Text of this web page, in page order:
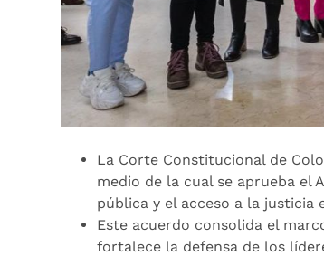
La Corte Constitucional de
medio de la cual se aprueba el
pública y el acceso a la justicia
Este acuerdo consolida el
fortalece la defensa de los